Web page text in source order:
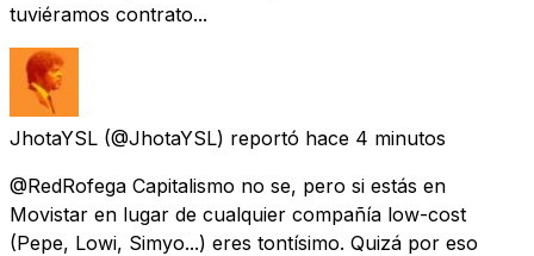
tuviéramos contrato...
JhotaYSL (@JhotaYSL) reportó hace 4 minutos
@RedRofega Capitalismo no se, pero si estás en
Movistar en lugar de cualquier compañía low-cost
(Pepe, Lowi, Simyo...) eres tontísimo. Quizá por eso